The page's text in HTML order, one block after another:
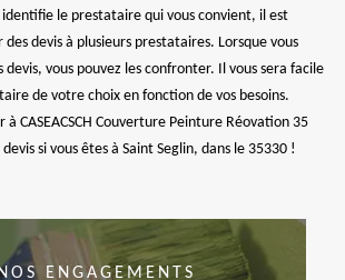
le prestataire qui vous convient, il est
devis à plusieurs prestataires. Lorsque vous
devis, vous pouvez les confronter. Il vous sera facile
de votre choix en fonction de vos besoins.
à CASEACSCH Couverture Peinture Réovation 35
si vous êtes à Saint Seglin, dans le 35330 !
ENGAGEMENTS